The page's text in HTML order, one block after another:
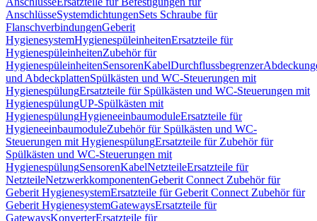
AnschlüsseSystemdichtungenSets Schraube für
FlanschverbindungenGeberit
HygienesystemHygienespüleinheitenErsatzteile für
HygienespüleinheitenZubehör für
HygienespüleinheitenSensorenKabelDurchflussbegrenzer
und AbdeckplattenSpülkästen und WC-Steuerungen mit
HygienespülungErsatzteile für Spülkästen und WC-Steuerungen mit
HygienespülungUP-Spülkästen mit
HygienespülungHygieneeinbaumoduleErsatzteile für
HygieneeinbaumoduleZubehör für Spülkästen und WC-
Steuerungen mit HygienespülungErsatzteile für Zubehör für
Spülkästen und WC-Steuerungen mit
HygienespülungSensorenKabelNetzteileErsatzteile für
NetzteileNetzwerkkomponentenGeberit Connect Zubehör für
Geberit HygienesystemErsatzteile für Geberit Connect Zubehör für
Geberit HygienesystemGatewaysErsatzteile für
GatewaysKonverterErsatzteile für